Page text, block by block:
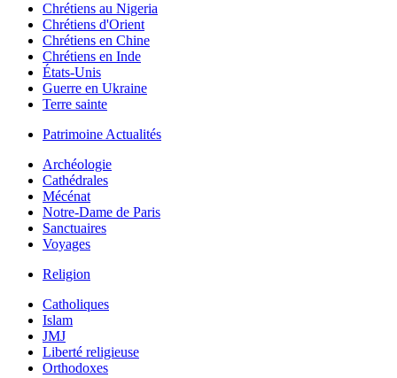
Chrétiens au Nigeria
Chrétiens d'Orient
Chrétiens en Chine
Chrétiens en Inde
États-Unis
Guerre en Ukraine
Terre sainte
Patrimoine Actualités
Archéologie
Cathédrales
Mécénat
Notre-Dame de Paris
Sanctuaires
Voyages
Religion
Catholiques
Islam
JMJ
Liberté religieuse
Orthodoxes